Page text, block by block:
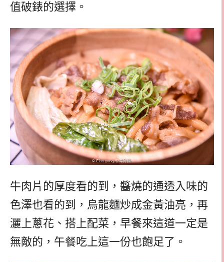
值破錶的選擇。
牛肉片的厚度看的到，醬燒的通透入味的
色澤也看的到，烏龍麵炒成金黃油亮，再
灑上蔥花、搭上配菜，早餐來這道一定是
無敵的，午餐吃上這一份也飽足了。